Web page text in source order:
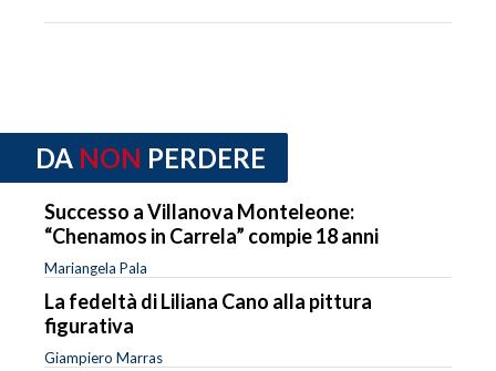
DA NON PERDERE
Successo a Villanova Monteleone:
“Chenamos in Carrela” compie 18 anni
Mariangela Pala
La fedeltà di Liliana Cano alla pittura
figurativa
Giampiero Marras